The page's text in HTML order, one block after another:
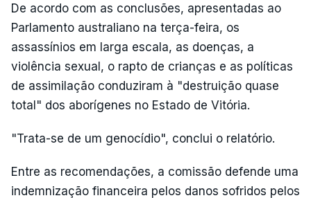
De acordo com as conclusões, apresentadas ao
Parlamento australiano na terça-feira, os
assassínios em larga escala, as doenças, a
violência sexual, o rapto de crianças e as políticas
de assimilação conduziram à "destruição quase
total" dos aborígenes no Estado de Vitória.
"Trata-se de um genocídio", conclui o relatório.
Entre as recomendações, a comissão defende uma
indemnização financeira pelos danos sofridos pelos